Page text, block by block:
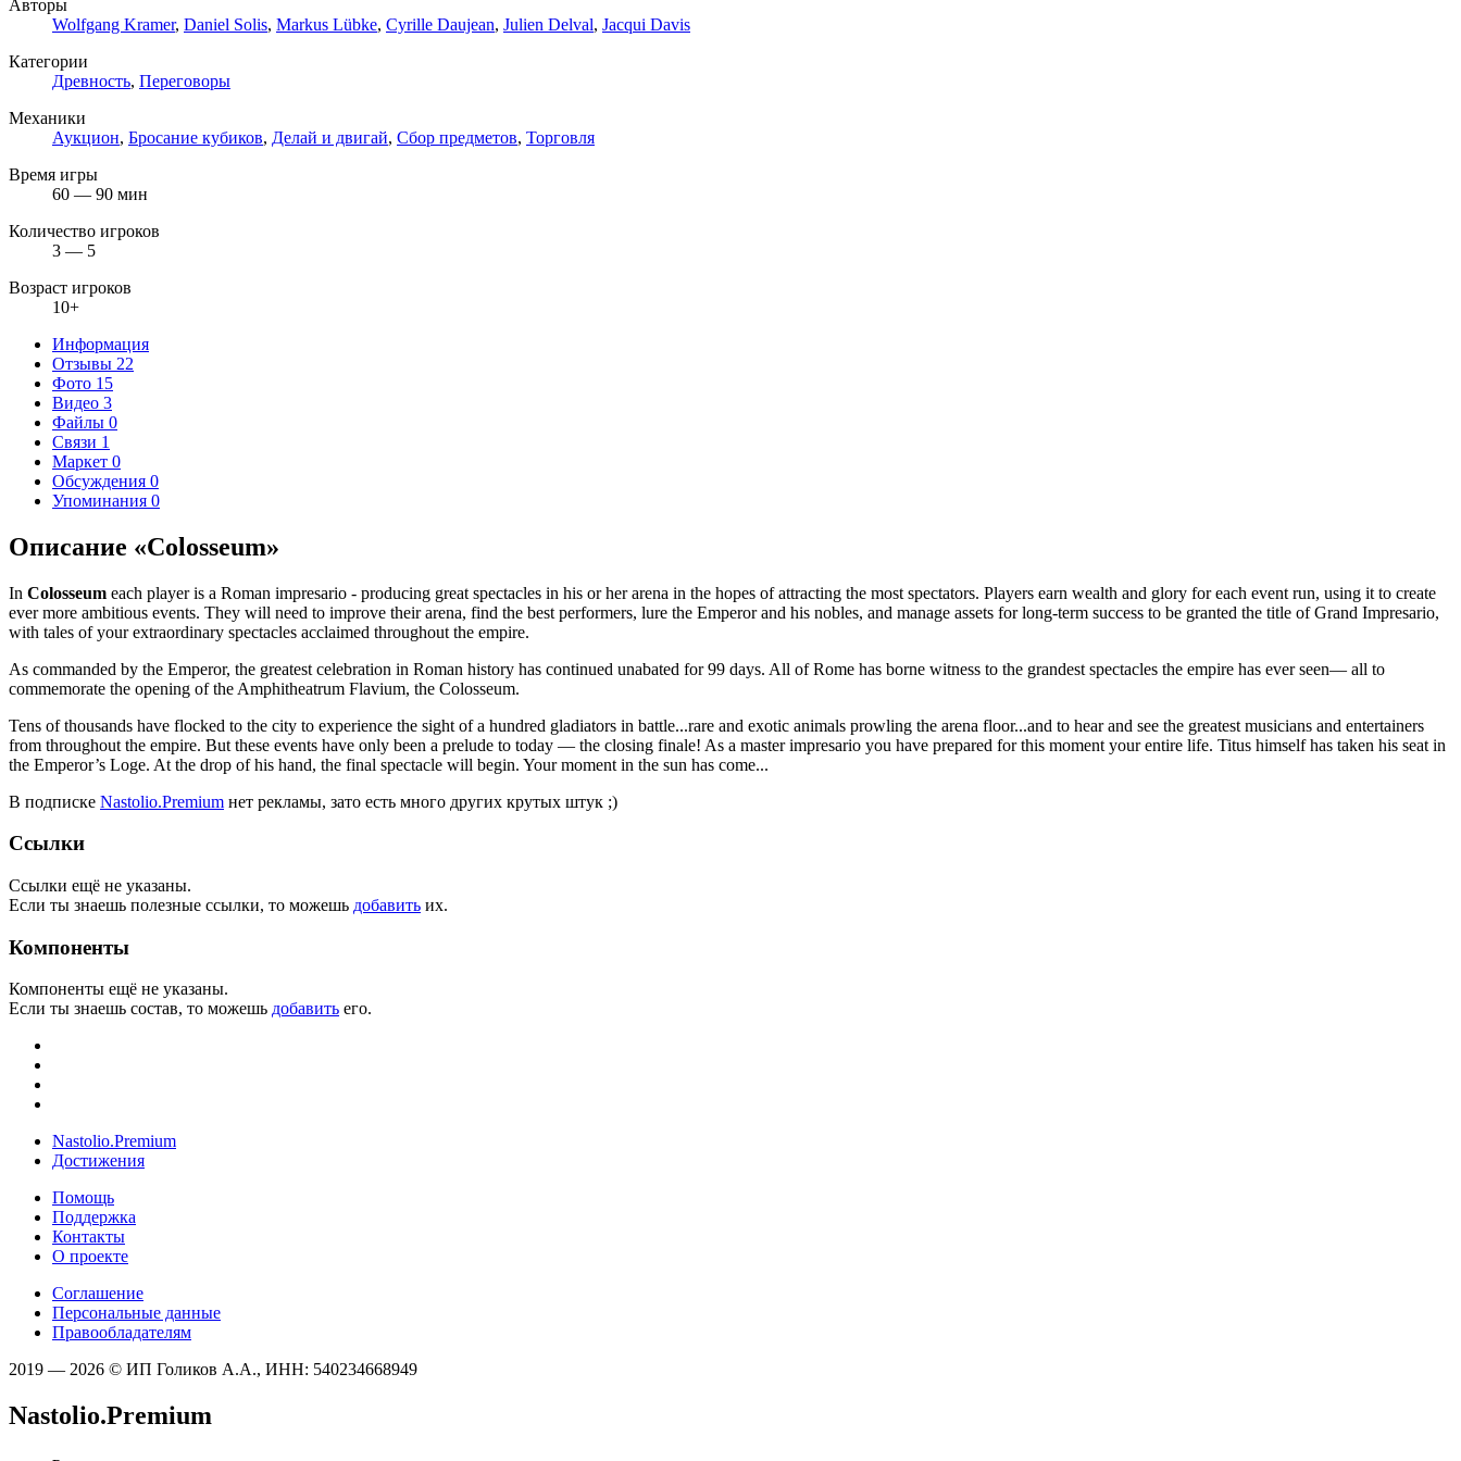
Авторы
Wolfgang Kramer, Daniel Solis, Markus Lübke, Cyrille Daujean, Julien Delval, Jacqui Davis
Категории
Древность, Переговоры
Механики
Аукцион, Бросание кубиков, Делай и двигай, Сбор предметов, Торговля
Время игры
60 — 90 мин
Количество игроков
3 — 5
Возраст игроков
10+
Информация
Отзывы 22
Фото 15
Видео 3
Файлы 0
Связи 1
Маркет 0
Обсуждения 0
Упоминания 0
Описание «Colosseum»
In Colosseum each player is a Roman impresario - producing great spectacles in his or her arena in the hopes of attracting the most spectators. Players earn wealth and glory for each event run, using it to create
ever more ambitious events. They will need to improve their arena, find the best performers, lure the Emperor and his nobles, and manage assets for long-term success to be granted the title of Grand Impresario,
with tales of your extraordinary spectacles acclaimed throughout the empire.
As commanded by the Emperor, the greatest celebration in Roman history has continued unabated for 99 days. All of Rome has borne witness to the grandest spectacles the empire has ever seen— all to
commemorate the opening of the Amphitheatrum Flavium, the Colosseum.
Tens of thousands have flocked to the city to experience the sight of a hundred gladiators in battle...rare and exotic animals prowling the arena floor...and to hear and see the greatest musicians and entertainers
from throughout the empire. But these events have only been a prelude to today — the closing finale! As a master impresario you have prepared for this moment your entire life. Titus himself has taken his seat in
the Emperor’s Loge. At the drop of his hand, the final spectacle will begin. Your moment in the sun has come...
В подписке Nastolio.Premium нет рекламы, зато есть много других крутых штук ;)
Ссылки
Ссылки ещё не указаны.
Если ты знаешь полезные ссылки, то можешь добавить их.
Компоненты
Компоненты ещё не указаны.
Если ты знаешь состав, то можешь добавить его.
Nastolio.Premium
Достижения
Помощь
Поддержка
Контакты
О проекте
Соглашение
Персональные данные
Правообладателям
2019 — 2026 © ИП Голиков А.А., ИНН: 540234668949
Nastolio.Premium